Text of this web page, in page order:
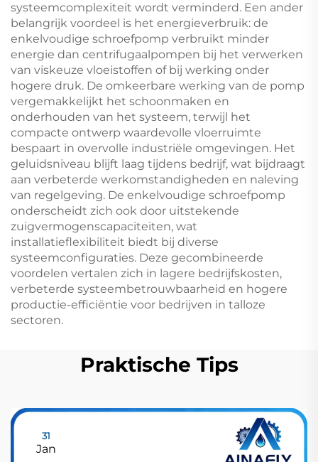
systeemcomplexiteit wordt verminderd. Een ander
belangrijk voordeel is het energieverbruik: de
enkelvoudige schroefpomp verbruikt minder
energie dan centrifugaalpompen bij het verwerken
van viskeuze vloeistoffen of bij werking onder
hogere druk. De omkeerbare werking van de pomp
vergemakkelijkt het schoonmaken en
onderhouden van het systeem, terwijl het
compacte ontwerp waardevolle vloerruimte
bespaart in overvolle industriële omgevingen. Het
geluidsniveau blijft laag tijdens bedrijf, wat bijdraagt
aan verbeterde werkomstandigheden en naleving
van regelgeving. De enkelvoudige schroefpomp
onderscheidt zich ook door uitstekende
zuigvermogenscapaciteiten, wat
installatieflexibiliteit biedt bij diverse
systeemconfiguraties. Deze gecombineerde
voordelen vertalen zich in lagere bedrijfskosten,
verbeterde systeembetrouwbaarheid en hogere
productie-efficiëntie voor bedrijven in talloze
sectoren.
Praktische Tips
31
Jan